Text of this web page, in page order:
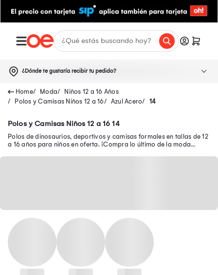
¿Dónde te gustaría recibir tu pedido?
Moda
Niños 12 a 16 Años
Polos y Camisas Niños 12 a 16
Azul Acero 14
Polos y Camisas Niños 12 a 16 14
Polos de dinosaurios, deportivos y camisas formales en tallas de 12
a 16 años para niños en oferta. ¡Compra lo último de la moda